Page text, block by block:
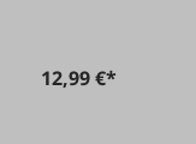
12,99 €*